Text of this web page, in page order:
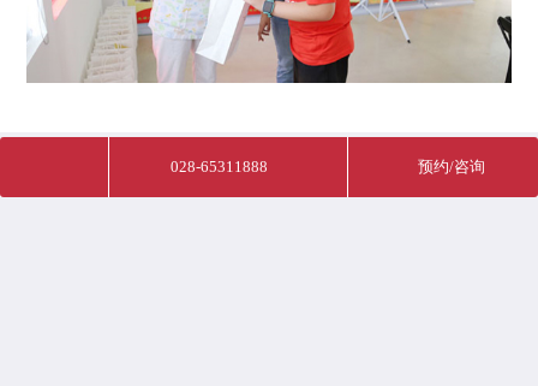
028-65311888 预约/咨询